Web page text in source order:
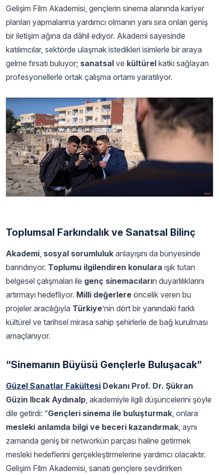
Gelişim Film Akademisi, gençlerin sinema alanında kariyer
planları yapmalarına yardımcı olmanın yanı sıra onları geniş
bir iletişim ağına da dâhil ediyor. Akademi sayesinde
katılımcılar, sektörde ulaşmak istedikleri isimlerle bir araya
gelme fırsatı buluyor; sanatsal ve kültürel katkı sağlayan
profesyonellerle ortak çalışma ortamı yaratılıyor.
Toplumsal Farkındalık ve Sanatsal Bilinç
Akademi sosyal sorumluluk anlayışını da bünyesinde
barındırıyor. Toplumu ilgilendiren konulara ışık tutan
belgesel çalışmaları ile genç sinemacıların duyarlılıklarını
artırmayı hedefliyor. Milli değerlere öncelik veren bu
projeler aracılığıyla Türkiye’nin dört bir yanındaki farklı
kültürel ve tarihsel mirasa sahip şehirlerle de bağ kurulması
amaçlanıyor.
“Sinemanın Büyüsü Gençlerle Buluşacak”
Güzel Sanatlar Fakültesi Dekanı Prof. Dr. Şükran
Güzin Ilıcak Aydınalp , akademiyle ilgili düşüncelerini şöyle
dile getirdi: “Gençleri sinema ile buluşturmak , onlara
mesleki anlamda bilgi ve beceri kazandırmak , aynı
zamanda geniş bir networkün parçası haline getirmek
mesleki hedeflerini gerçekleştirmelerine yardımcı olacaktır.
Gelişim Film Akademisi, sanatı gençlere sevdirirken